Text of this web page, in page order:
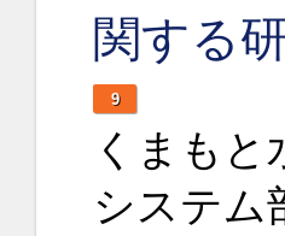
関する
9
くまもと
システム